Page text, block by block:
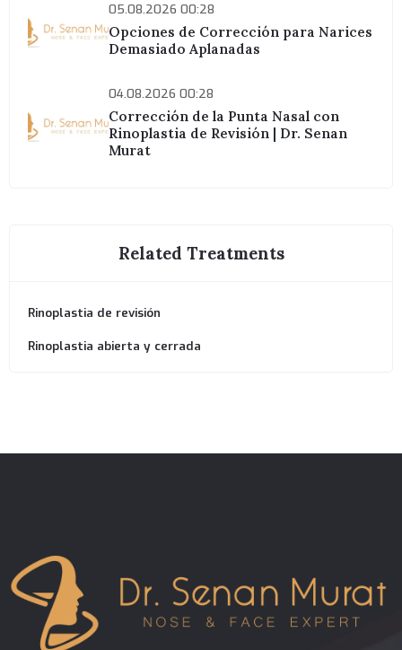
05.08.2026 00:28
Opciones de Corrección para Narices
Demasiado Aplanadas
04.08.2026 00:28
Corrección de la Punta Nasal con
Rinoplastia de Revisión | Dr. Senan
Murat
Related Treatments
Rinoplastia de revisión
Rinoplastia abierta y cerrada